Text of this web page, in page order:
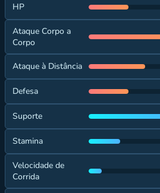
HP
Ataque Corpo a
Corpo
Ataque à Distância
Defesa
Suporte
Stamina
Velocidade de
Corrida